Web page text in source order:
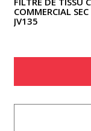
COMMERCIAL
JV135